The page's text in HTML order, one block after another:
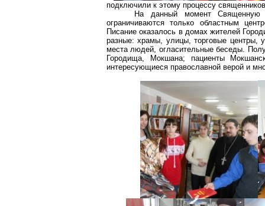
подключили к этому процессу
На данный момент Священную
ограничиваются только областным
Писание оказалось в домах жителей
разные: храмы, улицы, торговые центры,
места людей, огласительные беседы.
Городища, Мокшана; пациенты
интересующиеся православной верой и